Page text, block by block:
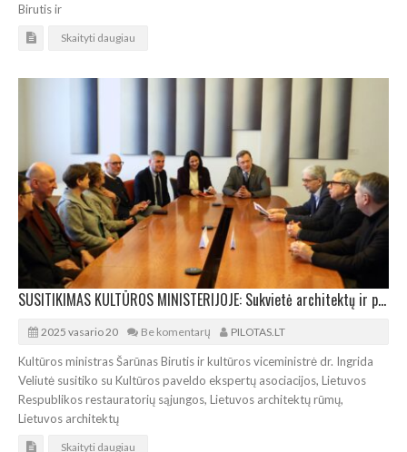
Birutis ir
Skaityti daugiau
SUSITIKIMAS KULTŪROS MINISTERIJOJE: Sukvietė architektų ir paveldosaugininkų bendruomenę
2025 vasario 20 Be komentarų PILOTAS.LT
Kultūros ministras Šarūnas Birutis ir kultūros viceministrė dr. Ingrida
Veliutė susitiko su Kultūros paveldo ekspertų asociacijos, Lietuvos
Respublikos restauratorių sąjungos, Lietuvos architektų rūmų,
Lietuvos architektų
Skaityti daugiau